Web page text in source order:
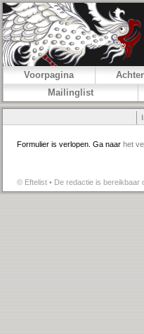
Voorpagina
Mailinglist
Formulier is verlopen. Ga naar het
© Eftelist • De redactie is bereikbaar